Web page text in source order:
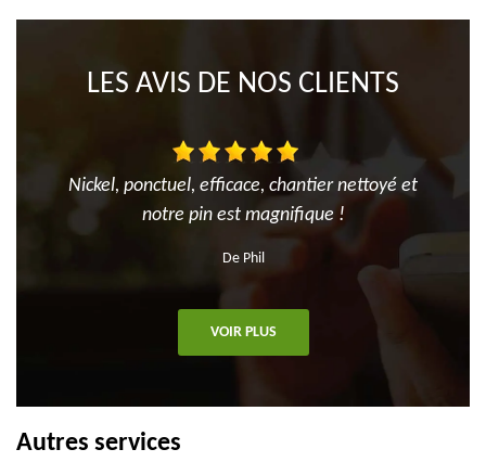
LES AVIS DE NOS CLIENTS
Nickel, ponctuel, efficace, chantier nettoyé et
notre pin est magnifique !
De Phil
VOIR PLUS
Autres services